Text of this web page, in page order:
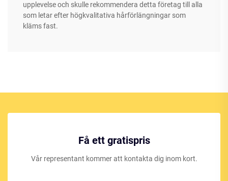
upplevelse och skulle rekommendera detta företag till alla
som letar efter högkvalitativa hårförlängningar som
kläms fast.
Få ett gratispris
Vår representant kommer att kontakta dig inom kort.